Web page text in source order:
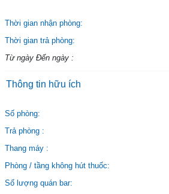
Thời gian nhận phòng:
Thời gian trả phòng:
Từ ngày Đến ngày :
Thông tin hữu ích
Số phòng:
Trả phòng :
Thang máy :
Phòng / tầng không hút thuốc:
Số lượng quán bar: